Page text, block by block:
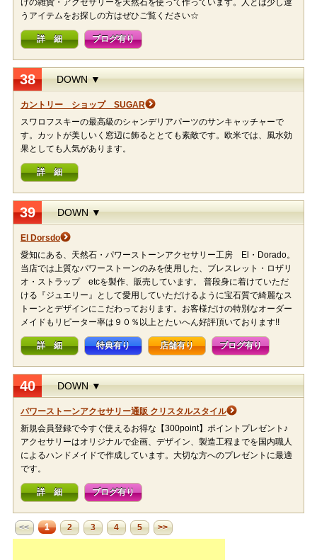
けの雑貨・アクセサリーを天然石を使って作っています。人とは少し違
うアイテムをお探しの方はぜひご覧ください☆
詳 細 ブログ有り
38 DOWN ▼
カントリー ショップ SUGAR
スワロフスキーの最高級のシャンデリアパーツのサンキャッチャーで
す。カットが美しいく窓辺に飾るととても素敵です。欧米では、風水効
果としても人気があります。
詳 細
39 DOWN ▼
El Dorsdo
愛知にある、天然石・パワーストーンアクセサリー工房 El・Dorado。
当店では上質なパワーストーンのみを使用した、ブレスレット・ロザリ
オ・ストラップ etcを製作、販売しています。 普段身に着けていただ
ける『ジュエリー』として愛用していただけるように宝石質で綺麗なス
トーンとデザインにこだわっております。お客様だけの特別なオーダー
メイドもリピーター率は９０％以上とたいへん好評頂いております!!
詳 細 特典有り 店舗有り ブログ有り
40 DOWN ▼
パワーストーンアクセサリー通販 クリスタルスタイル
新規会員登録で今すぐ使えるお得な【300point】ポイントプレゼント♪
アクセサリーはオリジナルで企画、デザイン、製造工程までを国内職人
によるハンドメイドで作成しています。大切な方へのプレゼントに最適
です。
詳 細 ブログ有り
<< 1 2 3 4 5 >>